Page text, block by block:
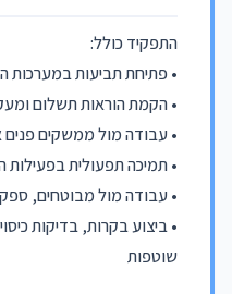
התפקיד כולל:
• פתיחת תביעות במערכות
• הקמת הוראות תשלום
• עבודה מול ממשקים פנים
• תמיכה תפעולית
• עבודה מול מבוטחים,
• ביצוע בקרות, בדיקות
שוטפות